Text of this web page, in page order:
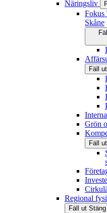
Näringsliv
Fokus
Skåne
Fäll ut
Grön
Fäll ut
Regional
Fäll ut Stäng